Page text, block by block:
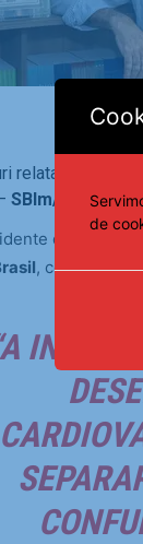
relata que
SBIm/
da
, concorda.
de